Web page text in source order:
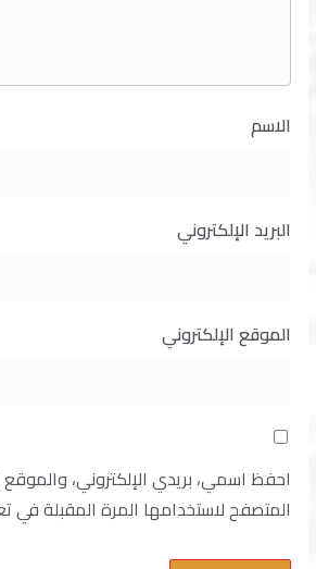
الاسم
البريد الإلكتروني
الموقع الإلكتروني
احفظ اسمي، بريدي الإلكتروني،
المتصفح لاستخدامها المرة المقبلة في